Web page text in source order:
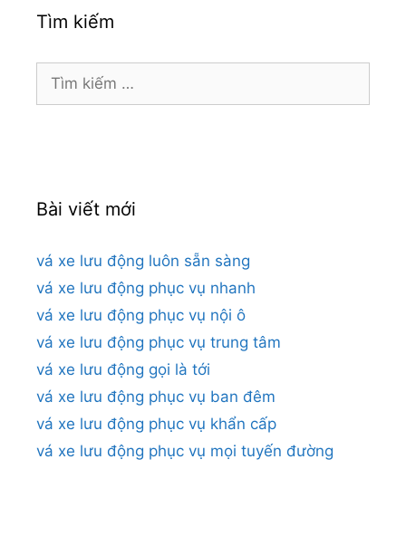
Tìm kiếm
Tìm
Bài viết mới
vá xe lưu động luôn sẵn sàng
vá xe lưu động phục vụ nhanh
vá xe lưu động phục vụ nội ô
vá xe lưu động phục vụ trung tâm
vá xe lưu động gọi là tới
vá xe lưu động phục vụ ban đêm
vá xe lưu động phục vụ khẩn cấp
vá xe lưu động phục vụ mọi tuyến đường